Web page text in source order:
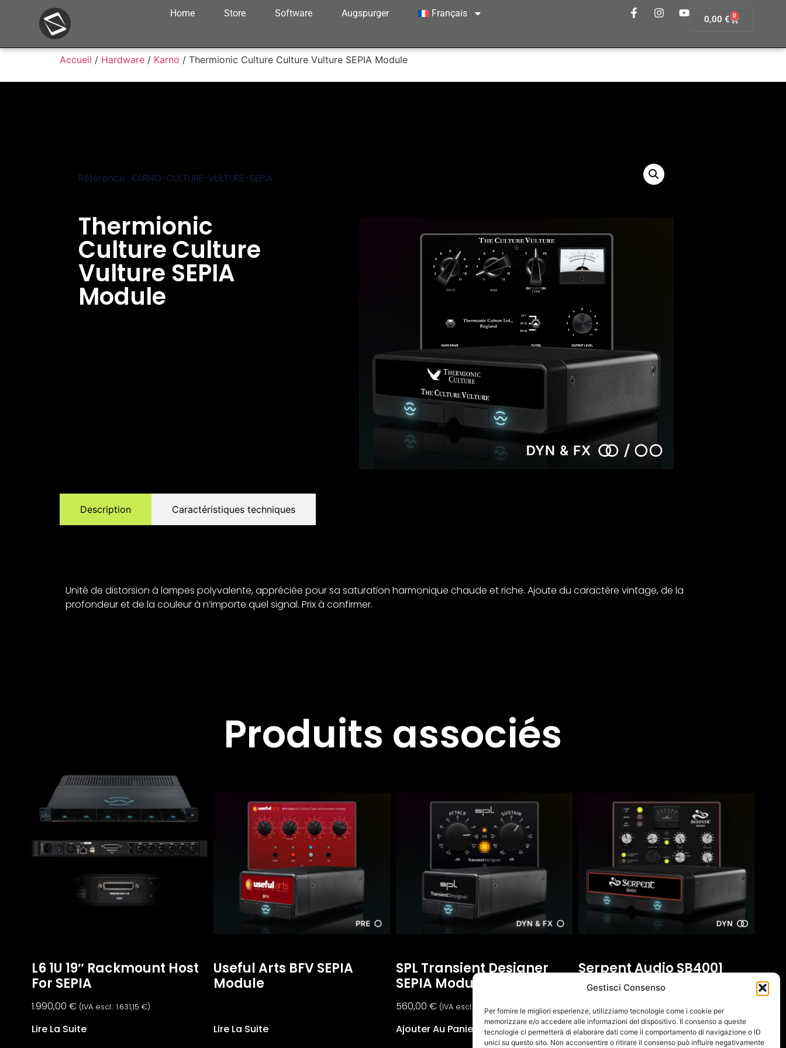
Gestisci Consenso
Per fornire le migliori esperienze, utilizziamo tecnologie come i cookie per
memorizzare e/o accedere alle informazioni del dispositivo. Il consenso a queste
tecnologie ci permetterà di elaborare dati come il comportamento di navigazione o ID
unici su questo sito. Non acconsentire o ritirare il consenso può influire negativamente
Home Store Software Augspurger Français
0,00€ 0
Accueil / Hardware / Karno / Thermionic Culture Culture Vulture SEPIA Module
Référence : KARNO-CULTURE-VULTURE-SEPIA
Thermionic
Culture Culture
Vulture SEPIA
Module
Description Caractéristiques techniques
Unité de distorsion à lampes polyvalente, appréciée pour sa saturation harmonique chaude et riche. Ajoute du caractère vintage, de la
profondeur et de la couleur à n’importe quel signal. Prix à confirmer.
Produits associés
L6 1U 19″ Rackmount Host
For SEPIA
1.990,00 € (IVA escl.: 1.631,15 €)
Lire La Suite
Useful Arts BFV SEPIA
Module
Lire La Suite
SPL Transient Designer
SEPIA Module
560,00 € (IVA escl.: 459,02 )
Ajouter Au Panier
Serpent Audio SB4001
SEPIA Module
1.200,00€ (IVA escl.: 983,61€
Ajouter Au Panier